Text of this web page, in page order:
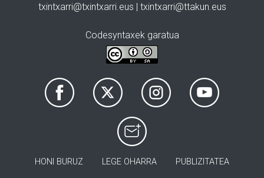
txintxarri@txintxarri.eus | txintxarri@ttakun.eus
Codesyntaxek garatua
HONI BURUZ LEGE OHARRA PUBLIZITATEA